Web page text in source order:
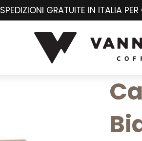
SPEDIZIONI GRATUITE IN ITALIA